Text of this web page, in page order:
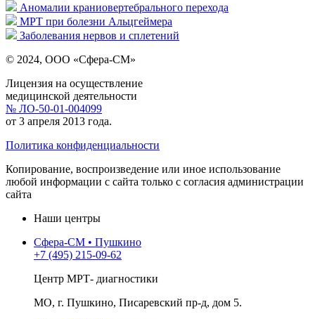
Аномалии краниовертебрального перехода
МРТ при болезни Альцгеймера
Заболевания нервов и сплетений
© 2024, ООО «Сфера-СМ»
Лицензия на осуществление
медицинской деятельности
№ ЛО-50-01-004099
от 3 апреля 2013 года.
Политика конфиденциальности
Копирование, воспроизведение или иное использование
любой информации с сайта только с согласия администрации
сайта
Наши центры
Сфера-СМ • Пушкино
+7 (495) 215-09-62
Центр МРТ- диагностики
МО, г. Пушкино, Писаревский пр-д, дом 5.